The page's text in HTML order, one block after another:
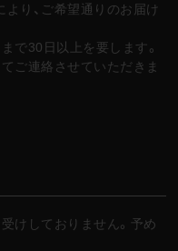
り、ご希望通りのお届け
で30日以上を要します。
ご連絡させていただきま
けしておりません。予め